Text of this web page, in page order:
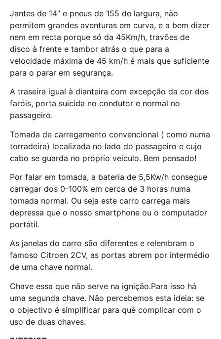
Jantes de 14” e pneus de 155 de largura, não
permitem grandes aventuras em curva, e a bem dizer
nem em recta porque só da 45Km/h, travões de
disco à frente e tambor atrás o que para a
velocidade máxima de 45 km/h é mais que suficiente
para o parar em segurança.
A traseira igual à dianteira com excepção da cor dos
faróis, porta suicida no condutor e normal no
passageiro.
Tomada de carregamento convencional ( como numa
torradeira) localizada no lado do passageiro e cujo
cabo se guarda no próprio veiculo. Bem pensado!
Por falar em tomada, a bateria de 5,5Kw/h consegue
carregar dos 0-100% em cerca de 3 horas numa
tomada normal. Ou seja este carro carrega mais
depressa que o nosso smartphone ou o computador
portátil.
As janelas do carro são diferentes e relembram o
famoso Citroen 2CV, as portas abrem por intermédio
de uma chave normal.
Chave essa que não serve na ignição.Para isso há
uma segunda chave. Não percebemos esta ideia: se
o objectivo é simplificar para quê complicar com o
uso de duas chaves.